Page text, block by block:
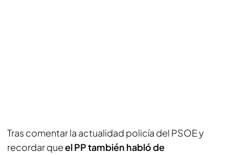
Tras comentar la actualidad policía del PSOE y
recordar queel PP también habló de